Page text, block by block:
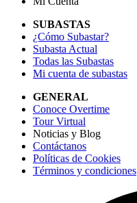
SUBASTAS
¿Cómo Subastar?
Subasta Actual
Todas las Subastas
Mi cuenta de subastas
GENERAL
Conoce Overtime
Tour Virtual
Noticias y Blog
Contáctanos
Políticas de Cookies
Términos y condiciones